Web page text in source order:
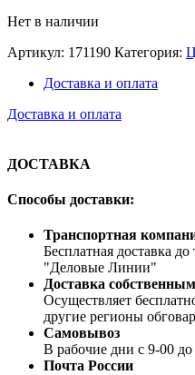
Нет в наличии
Артикул: 171190 Категория:
Доставка и оплата
Доставка и оплата
ДОСТАВКА
Способы доставки:
Транспортная
Бесплатная доставка
"Деловые Линии"
Доставка
Осуществляет
другие регионы
Самовывоз
В рабочие дни с 9-00 до
Почта России